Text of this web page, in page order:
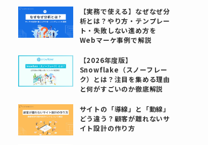
【実務で使える】なぜなぜ分
析とは？やり方・テンプレー
ト・失敗しない進め方を
Webマーケ事例で解説
【2026年度版】
Snowflake（スノーフレー
ク）とは？注目を集める理由
と何がすごいのか徹底解説
サイトの「導線」と「動線」
どう違う？顧客が離れないサ
イト設計の作り方